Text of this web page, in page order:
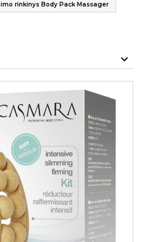
rinkinys Body Pack Massager